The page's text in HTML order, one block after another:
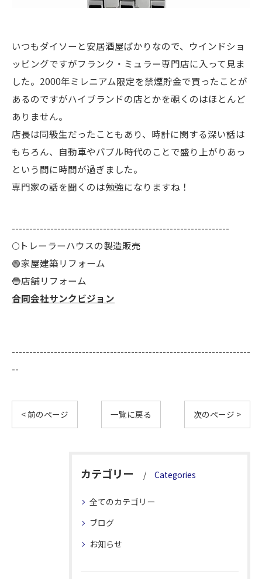
いつもダイソーと安居酒屋ばかりなので、ウインドショ
ッピングですがフランク・ミュラー専門店に入って見ま
した。2000年ミレニアム限定を禁煙貯金で買ったことが
あるのですがハイブランドの店とかを覗くのはほとんど
ありません。
店長は同級生だったこともあり、時計に関する深い話は
もちろん、自動車やバブル時代のことで盛り上がりあっ
という間に時間が過ぎました。
専門家の話を聞くのは勉強になりますね！
--------------------------------------------------------------
🌕️トレーラーハウスの製造販売
🟢家屋建築リフォーム
🔵店舗リフォーム
合同会社サンクビジョン
--------------------------------------------------------------------
--
< 前のページ 一覧に戻る 次のページ >
カテゴリー Categories
全てのカテゴリー
ブログ
お知らせ